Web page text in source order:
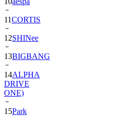
12SHINee
13BIGBANG
14ALPHA
DRIVE
ONE)
15Park
Bo-
gum